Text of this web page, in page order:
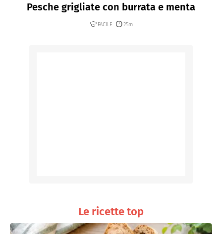
Pesche grigliate con burrata e menta
FACILE 25m
Le ricette top